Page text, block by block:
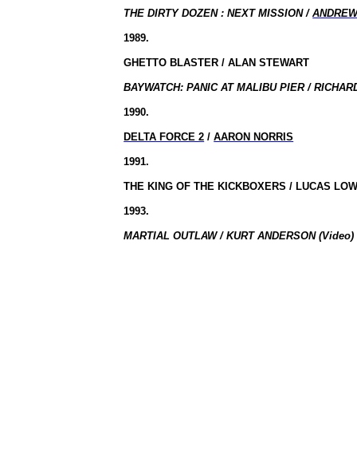
THE DIRTYDOZEN : NEXT MISSION /
1989.
GHETTO BLASTER / ALAN STEWART
BAYWATCH: PANIC AT MALIBU PIER /
1990.
DELTA FORCE 2 /AARON NORRIS
1991.
THE KING OF THE KICKBOXERS / LUCAS
1993.
MARTIAL OUTLAW / KURT ANDERSON (Video)